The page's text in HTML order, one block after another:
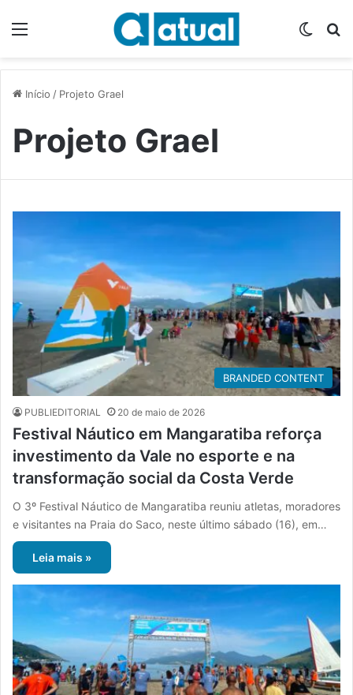
Início / Projeto Grael
Projeto Grael
BRANDED CONTENT
PUBLIEDITORIAL 20 de maio de 2026
Festival Náutico em Mangaratiba reforça
investimento da Vale no esporte e na
transformação social da Costa Verde
O 3º Festival Náutico de Mangaratiba reuniu atletas, moradores
e visitantes na Praia do Saco, neste último sábado (16), em…
Leia mais »